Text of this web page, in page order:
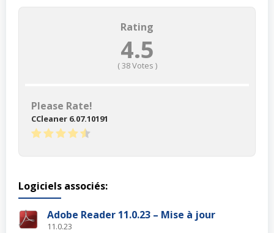
Rating
4.5
(38Votes )
Please Rate!
CCleaner 6.07.10191
Logiciels associés:
Adobe Reader 11.0.23 – Mise à jour
11.0.23